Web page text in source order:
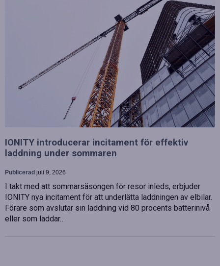
IONITY introducerar incitament för effektiv
laddning under sommaren
Publicerad juli 9, 2026
I takt med att sommarsäsongen för resor inleds, erbjuder
IONITY nya incitament för att underlätta laddningen av elbilar.
Förare som avslutar sin laddning vid 80 procents batterinivå
eller som laddar…